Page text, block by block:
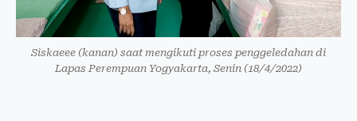
Siskaeee (kanan) saat mengikuti proses penggeledahan di
Lapas Perempuan Yogyakarta, Senin (18/4/2022)